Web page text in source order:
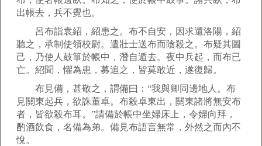
出帳去，兵不覺也。
呂布詣袁紹，紹患之。布不自安，因求還洛陽，紹
聽之，承制使領校尉。遣壯士送布而陰殺之。布疑其圖
己，乃使人鼓箏於帳中，潛自遁去。夜中兵起，而布已
亡。紹聞，懼為患，募追之，皆莫敢近，遂復歸。
布見備，甚敬之，謂備曰：“我與卿同邊地人。布
見關東起兵，欲誅董卓。布殺卓東出，關東諸將無安布
者，皆欲殺布耳。”請備於帳中坐婦床上，令婦向拜，
酌酒飲食，名備為弟。備見布語言無常，外然之而內不
悅。